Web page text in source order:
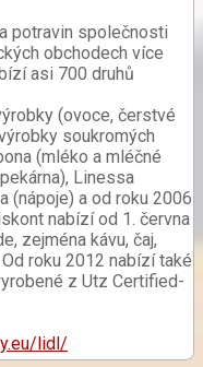
potravin společnosti
obchodech více
asi 700 druhů
(ovoce, čerstvé
soukromých
(mléko a mléčné
Linessa
(nápoje) a od roku 2006
nabízí od 1. června
zejména kávu, čaj,
roku 2012 nabízí také
z Utz Certified-
lidl/